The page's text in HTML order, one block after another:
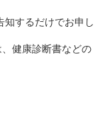
知するだけでお申し
健康診断書などの